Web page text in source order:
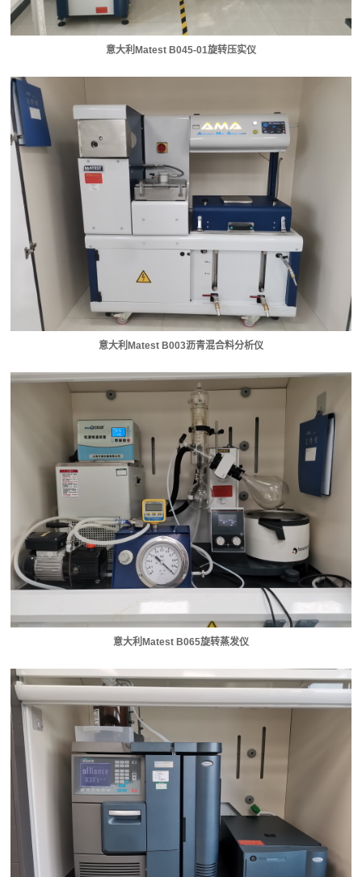
意大利Matest B045-01旋转压实仪
意大利Matest B003沥青混合料分析仪
意大利Matest B065旋转蒸发仪